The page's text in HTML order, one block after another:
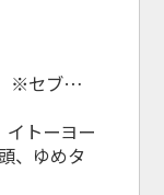
※セブン-
21⽇(⼟)・
る可能性が
イトーヨー
、ゆめタ